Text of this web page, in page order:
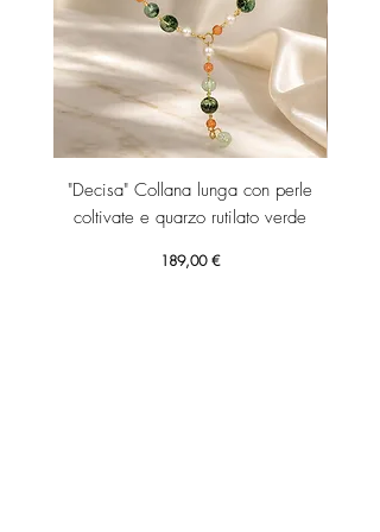
"Decisa" Collana lunga con perle
coltivate e quarzo rutilato verde
Prezzo
189,00 €